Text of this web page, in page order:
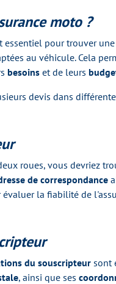
moto ?
essentiel pour trouver une
au véhicule. Cela
besoins et de leurs
devis dans
roues, vous devriez
de correspondance
la fiabilité de
du souscripteur sont
, ainsi que ses